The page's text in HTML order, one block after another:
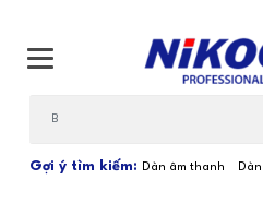
Gợi ý tìm kiếm: Dàn âm thanh